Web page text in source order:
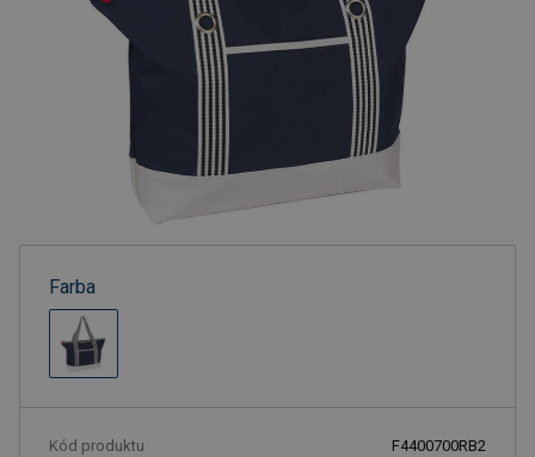
Farba
Kód produktu F4400700RB2